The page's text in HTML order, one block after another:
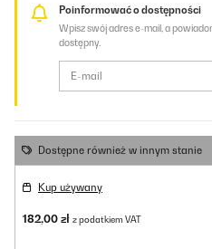
Poinformować o dostępności
Wpisz swój adres e-mail, a
dostępny.
Dostępne również w innym stanie
Kup używany
182,00 zł z podatkiem VAT